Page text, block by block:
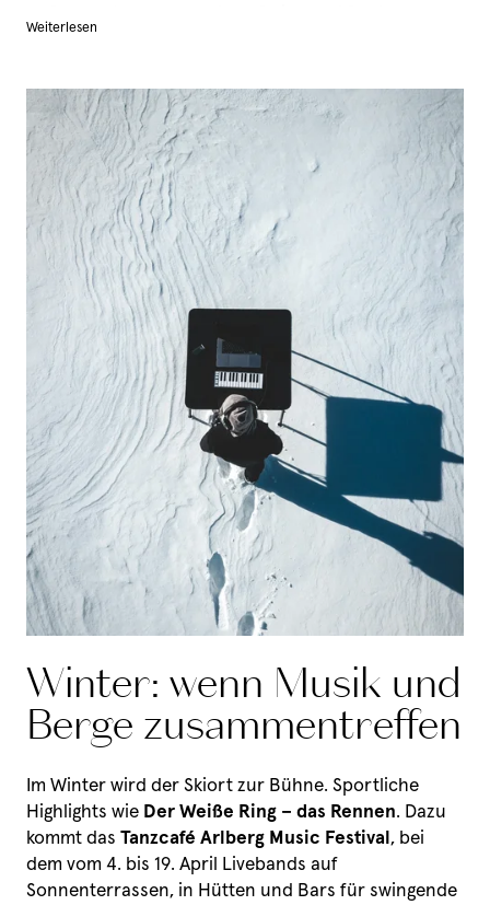
Unser Aurora
Zimmer & Preise
alpiner Kulisse.
großen Fragen unserer Zeit – von Gesellschaft
über Ethik bis Zukunft. Renommierte Denker
treffen auf ein neugieriges Publikum, es wird
diskutiert, hinterfragt und inspiriert.
Beim
Impact Lech
kommen Wissenschaft,
Wirtschaft und Gesellschaft zusammen, um über
Nachhaltigkeit und Transformation zu sprechen.
Das Fußballcamp im sport.park.lech
begeistert
Kinder und Jugendliche von ca. 5 bis 16 Jahren.
Training, Teamgeist und Bewegung – auch als
Ferienprogramm eine spannende Option für
junge Gäste.
Und bei derArlberg Classic Car Rallyrollen
historische Fahrzeuge durch die Bergwelt – ein
Fest für Liebhaber klassischer Automobile.
Weiterlesen
Winter: wenn Musik und
Berge zusammentreffen
Im Winter wird der Skiort zur Bühne. Sportliche
Highlights wie Der Weiße Ring – das Rennen. Dazu
kommt das Tanzcafé Arlberg Music Festival, bei
dem vom 4. bis 19. April Livebands auf
Sonnenterrassen, in Hütten und Bars für swingende